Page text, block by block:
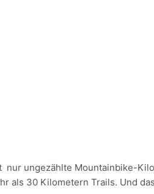
ungezählte Mountainbike-
als 30 Kilometern Trails. Und